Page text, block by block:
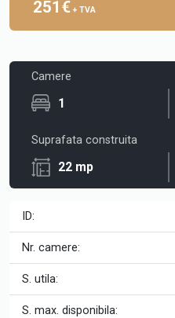
251€+ TVA
Camere
1
Suprafata construita
22 mp
ID:
Nr. camere:
S. utila:
S. max. disponibila: